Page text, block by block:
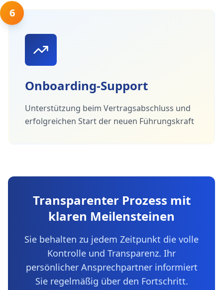
6
Onboarding-Support
Unterstützung beim Vertragsabschluss und
erfolgreichen Start der neuen Führungskraft
Transparenter Prozess mit
klaren Meilensteinen
Sie behalten zu jedem Zeitpunkt die volle
Kontrolle und Transparenz. Ihr
persönlicher Ansprechpartner informiert
Sie regelmäßig über den Fortschritt.